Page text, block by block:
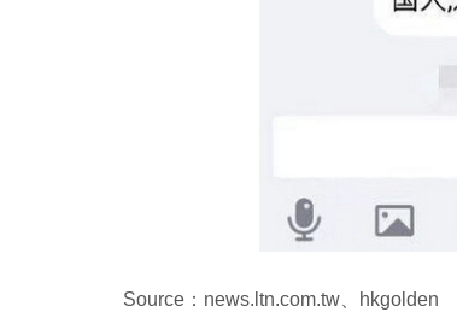
Source：news.ltn.com.tw、hkgolden